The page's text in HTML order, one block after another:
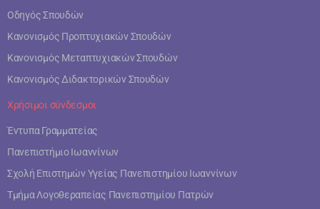
Οδηγός Σπουδών
Κανονισμός Προπτυχιακών Σπουδών
Κανονισμός Μεταπτυχιακών Σπουδών
Κανονισμός Διδακτορικών Σπουδών
Χρήσιμοι σύνδεσμοι
Έντυπα Γραμματείας
Πανεπιστήμιο Ιωαννίνων
Σχολή Επιστημών Υγείας Πανεπιστημίου Ιωαννίνων
Τμήμα Λογοθεραπείας Πανεπιστημίου Πατρών